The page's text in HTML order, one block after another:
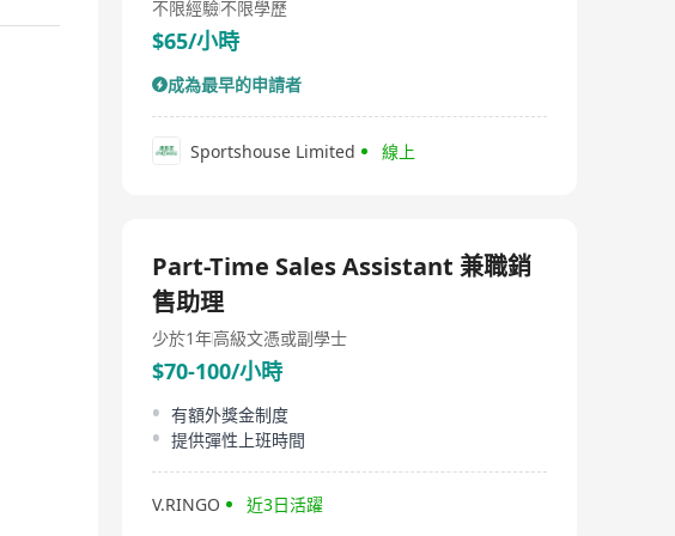
不限經驗不限學歷
$65/小時
成為最早的申請者
Sportshouse Limited 線上
Part-Time Sales Assistant 兼職銷
售助理
少於1年高級文憑或副學士
$70-100/小時
有額外獎金制度
提供彈性上班時間
V.RINGO 近3日活躍